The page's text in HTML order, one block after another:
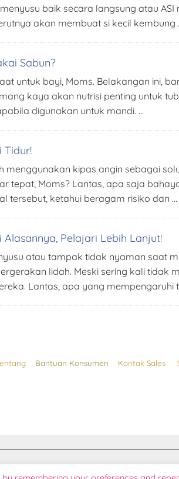
baik secara langsung atau
akan membuat si kecil kembung
Sabun?
untuk bayi, Moms. Belakangan ini,
kaya akan nutrisi penting untuk
digunakan untuk mandi. …
Tidur!
menggunakan kipas angin sebagai
tepat, Moms? Lantas, apa saja
tersebut, ketahui beragam risiko dan …
Pelajari Lebih Lanjut!
atau tampak tidak nyaman saat
lidah. Meski sering kali
Lantas, apa yang mempengaruhi
Bantuan Konsumen Kontak Sales